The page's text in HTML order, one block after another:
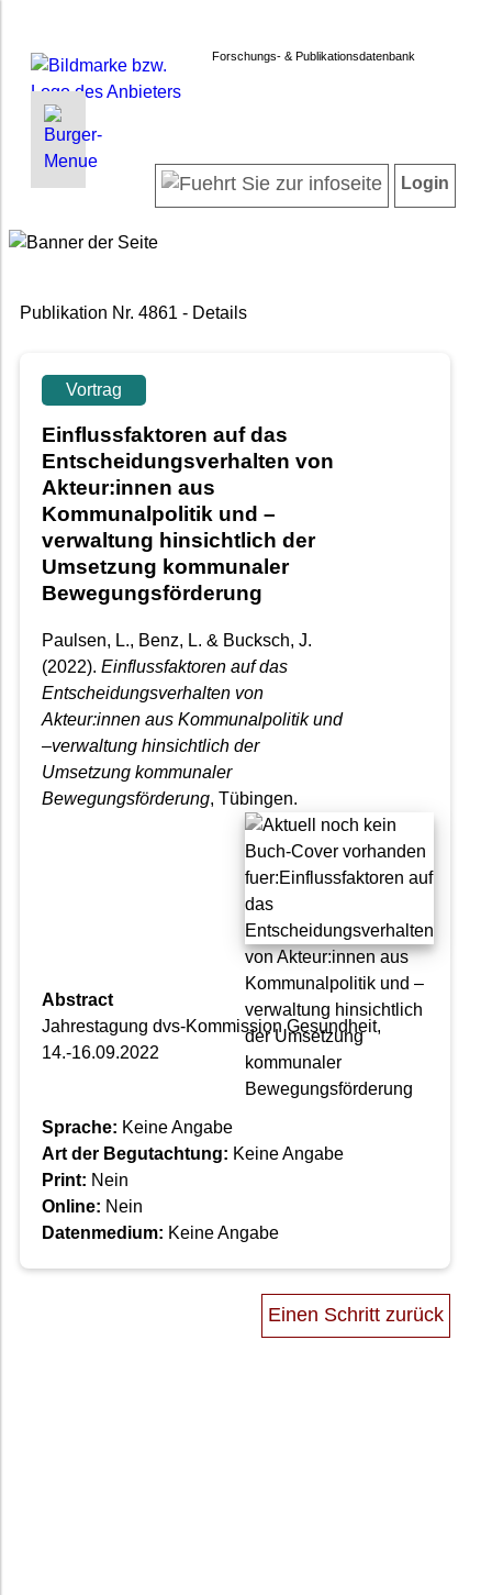
Forschungs- & Publikationsdatenbank
INFORMATIONEN | SUCHEN
Forschendenverzeichnis
Suche in Publikationen
Newsletter
LOGIN
Login
Publikation Nr. 4861 - Details
Vortrag
Einflussfaktoren auf das
Entscheidungsverhalten von
Akteur:innen aus
Kommunalpolitik und –
verwaltung hinsichtlich der
Umsetzung kommunaler
Bewegungsförderung
Paulsen, L., Benz, L. & Bucksch, J.
(2022). Einflussfaktoren auf das
Entscheidungsverhalten von
Akteur:innen aus Kommunalpolitik und
–verwaltung hinsichtlich der
Umsetzung kommunaler
Bewegungsförderung, Tübingen.
Abstract
Jahrestagung dvs-Kommission Gesundheit,
14.-16.09.2022
Sprache: Keine Angabe
Art der Begutachtung: Keine Angabe
Print: Nein
Online: Nein
Datenmedium: Keine Angabe